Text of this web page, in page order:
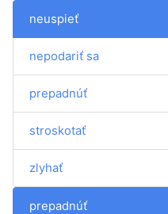
neuspieť
nepodariť sa
prepadnúť
stroskotať
zlyhať
prepadnúť